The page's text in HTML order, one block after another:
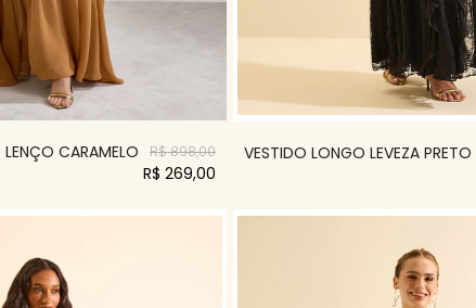
CARAMELO R$ 898,00
R$ 269,00
VESTIDO LONGO LEVEZA PRETO